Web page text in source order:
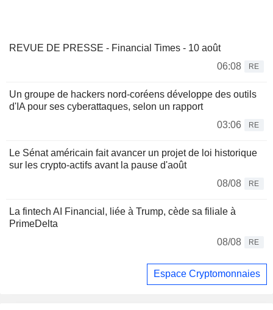
REVUE DE PRESSE - Financial Times - 10 août
06:08
RE
Un groupe de hackers nord-coréens développe des outils
d'IA pour ses cyberattaques, selon un rapport
03:06
RE
Le Sénat américain fait avancer un projet de loi historique
sur les crypto-actifs avant la pause d'août
08/08
RE
La fintech AI Financial, liée à Trump, cède sa filiale à
PrimeDelta
08/08
RE
Espace Cryptomonnaies